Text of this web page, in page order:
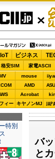
ゲ
ホ
IoT ビジネス
格安SIM 家電ASCII
mouse
AMD
Acrobat
ィー キヤノンMJ
バ
と
特別